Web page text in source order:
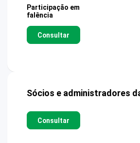
Participação em
falência
Consultar
Sócios e administradores
Consultar